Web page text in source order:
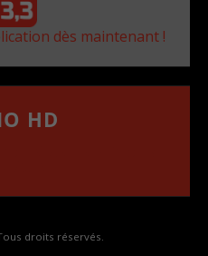
dès maintenant !
HD
droits réservés.